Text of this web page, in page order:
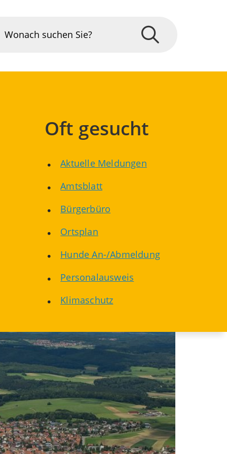
Oft gesucht
Aktuelle Meldungen
Amtsblatt
Bürgerbüro
Ortsplan
Hunde An-/Abmeldung
Personalausweis
Klimaschutz